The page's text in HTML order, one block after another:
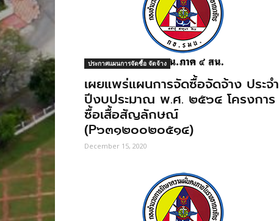
ประกาศแผนการจัดซื้อ จัดจ้าง
เผยแพร่แผนการจัดซื้อจัดจ้าง ประจํา
ปีงบประมาณ พ.ศ. ๒๕๖๔ โครงการ
ซื้อเสื้อสัญลักษณ์
(P๖๓๑๒๐๐๒๐๕๑๔)
December 15, 2020